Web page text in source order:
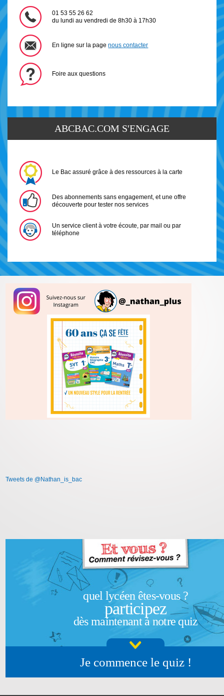
01 53 55 26 62
du lundi au vendredi de 8h30 à 17h30
En ligne sur la pagenous contacter
Foire aux questions
ABCBAC.COM S'ENGAGE
Le Bac assuré grâce à des ressources à la carte
Des abonnements sans engagement, et une offre
découverte pour tester nos services
Un service client à votre écoute, par mail ou par
téléphone
Tweets de @Nathan_is_bac
quel lycéen êtes-vous ?
participez
dès maintenant à notre quiz
Je commence le quiz !